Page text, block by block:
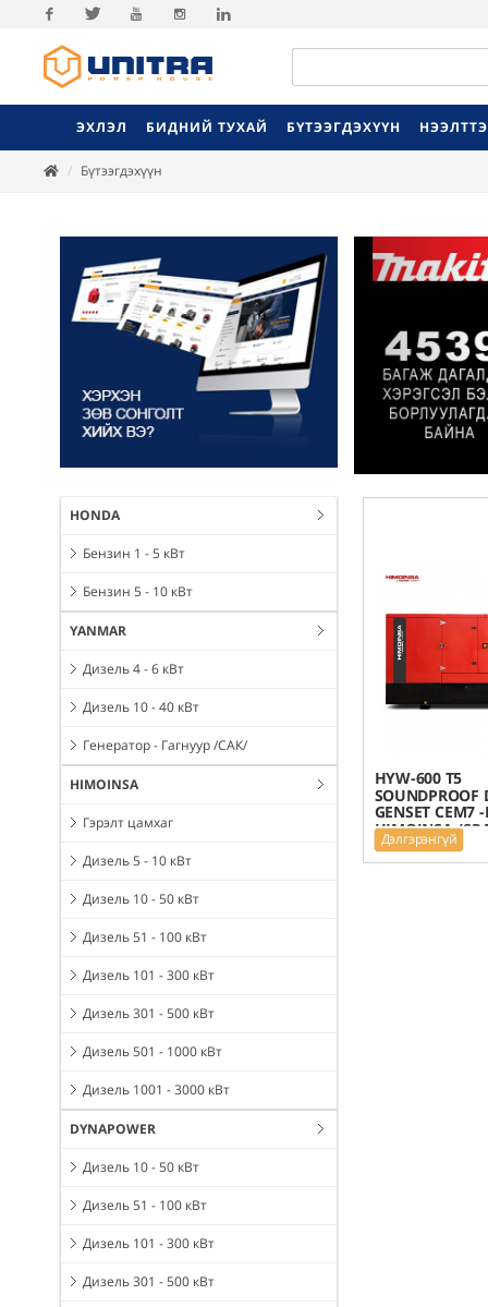
Facebook
ЭХЛЭЛ БИДНИЙ ТУХАЙ БҮТЭЭГДЭХҮҮН
Бүтээгдэхүүн
HONDA
Бензин 1 - 5 кВт
Бензин 5 - 10 кВт
YANMAR
Дизель 4 - 6 кВт
Дизель 10 - 40 кВт
Генератор - Гагнуур /САК/
HIMOINSA
Гэрэлт цамхаг
Дизель 5 - 10 кВт
Дизель 10 - 50 кВт
Дизель 51 - 100 кВт
Дизель 101 - 300 кВт
Дизель 301 - 500 кВт
Дизель 501 - 1000 кВт
Дизель 1001 - 3000 кВт
DYNAPOWER
Дизель 10 - 50 кВт
Дизель 51 - 100 кВт
Дизель 101 - 300 кВт
Дизель 301 - 500 кВт
HYW-600 T5
SOUNDPROOF
GENSET CEM7
HIMOINSA /
Дэлгэрэнгүй